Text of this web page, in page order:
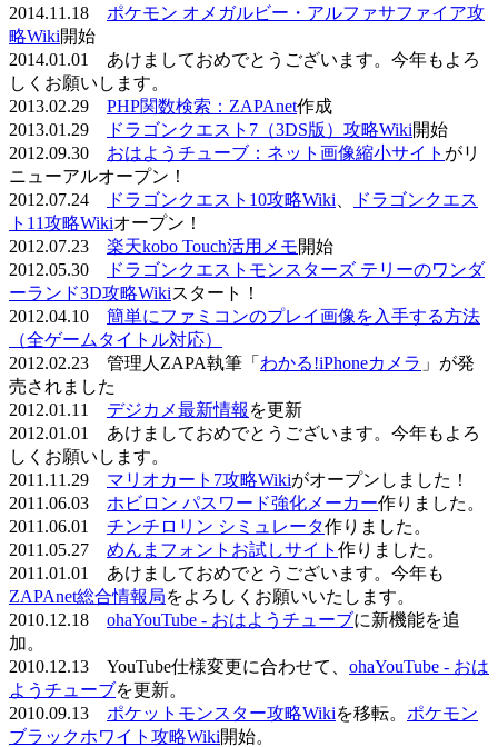
2014.11.18 ポケモン オメガルビー・アルファサファイア攻
略Wiki開始
2014.01.01 あけましておめでとうございます。今年もよろ
しくお願いします。
2013.02.29 PHP関数検索：ZAPAnet作成
2013.01.29
ドラゴンクエスト7（3DS版）攻略Wiki開始
2012.09.30 おはようチューブ：ネット画像縮小サイト がリ
ニューアルオープン！
2012.07.24
ドラゴンクエスト10攻略Wiki
ドラゴンクエス
ト11攻略Wikiオープン！
2012.07.23 楽天kobo Touch活用メモ開始
2012.05.30
ドラゴンクエストモンスターズ テリーのワンダ
ーランド3D攻略Wikiスタート！
2012.04.10 簡単にファミコンのプレイ画像を入手する方法
（全ゲームタイトル対応）
2012.02.23 管理人ZAPA執筆「 わかる!iPhoneカメラ 」が発
売されました
2012.01.11 デジカメ最新情報 を更新
2012.01.01 あけましておめでとうございます。今年もよろ
しくお願いします。
2011.11.29 マリオカート7攻略Wikiがオープンしました！
2011.06.03 ホビロン パスワード強化メーカー作りました。
2011.06.01 チンチロリン シミュレータ作りました。
2011.05.27 めんまフォントお試しサイト 作りました。
2011.01.01 あけましておめでとうございます。今年も
ZAPAnet総合情報局をよろしくお願いいたします。
2010.12.18 ohaYouTube - おはようチューブに新機能を追
加。
2010.12.13 YouTube仕様変更に合わせて、 ohaYouTube - おは
ようチューブを更新。
2010.09.13 ポケットモンスター攻略Wikiを移転。 ポケモン
ブラックホワイト攻略Wiki開始。